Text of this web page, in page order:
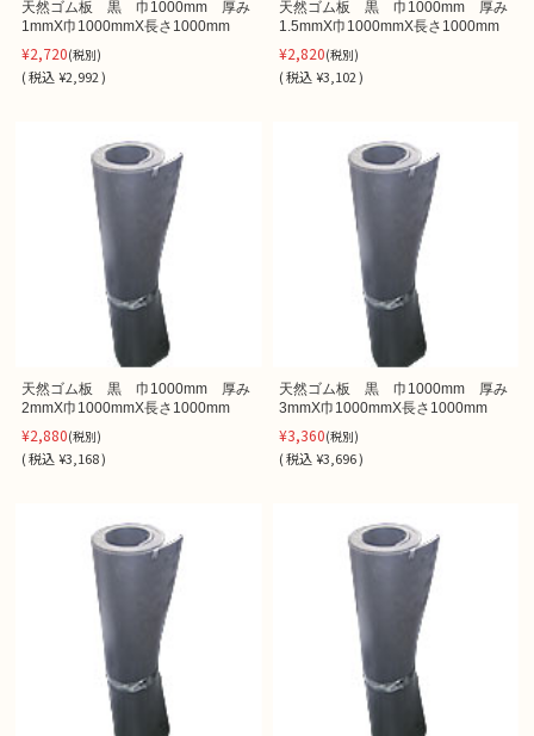
天然ゴム板 黒 巾1000mm 厚み
1mmX巾1000mmX長さ1000mm
¥2,720(税別)
(税込¥2,992 )
天然ゴム板 黒 巾1000mm 厚み
1.5mmX巾1000mmX長さ1000mm
¥2,820(税別)
(税込 ¥3,102 )
天然ゴム板 黒 巾1000mm 厚み
2mmX巾1000mmX長さ1000mm
¥2,880(税別)
(税込¥3,168 )
天然ゴム板 黒 巾1000mm 厚み
3mmX巾1000mmX長さ1000mm
¥3,360(税別)
(税込 ¥3,696 )